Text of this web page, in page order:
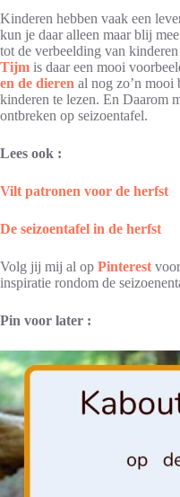
Kinderen hebben vaak een
kun je daar alleen maar blij
tot de verbeelding van
Tijm is daar een mooi
en de dieren al nog zo’n mooi
kinderen te lezen. En Daarom
ontbreken op seizoentafel.
Lees ook :
Vilt patronen voor de herfst
De seizoentafel in de herfst
Volg jij mij al op Pinterest
inspiratie rondom de
Pin voor later :